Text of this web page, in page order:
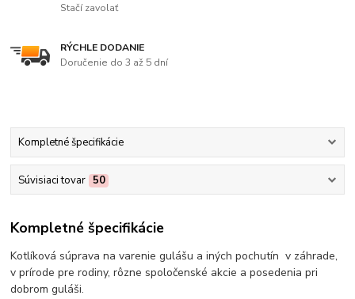
Stačí zavolať
RÝCHLE DODANIE
Doručenie do 3 až 5 dní
Kompletné špecifikácie
Súvisiaci tovar 50
Kompletné špecifikácie
Kotlíková súprava na varenie gulášu a iných pochutín v záhrade,
v prírode pre rodiny, rôzne spoločenské akcie a posedenia pri
dobrom guláši.